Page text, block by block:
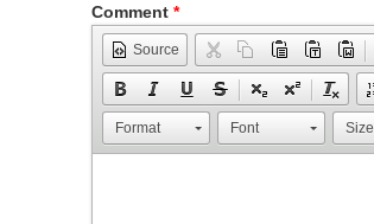
Comment *
Source
Format Font Size